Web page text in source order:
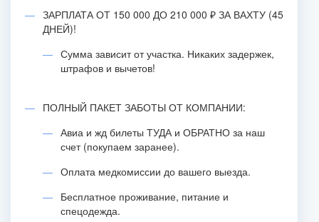
ЗАРПЛАТА ОТ 150 000 ДО 210 000 ₽ ЗА ВАХТУ (45
ДНЕЙ)!
Сумма зависит от участка. Никаких задержек,
штрафов и вычетов!
ПОЛНЫЙ ПАКЕТ ЗАБОТЫ ОТ КОМПАНИИ:
Авиа и жд билеты ТУДА и ОБРАТНО за наш
счет (покупаем заранее).
Оплата медкомиссии до вашего выезда.
Бесплатное проживание, питание и
спецодежда.